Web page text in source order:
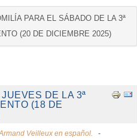
PARA EL SÁBADO DE LA 3ª
(20 DE DICIEMBRE 2025)
DE LA 3ª
(18 DE
Veilleux en español.